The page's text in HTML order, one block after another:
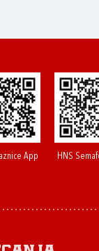
App HNS